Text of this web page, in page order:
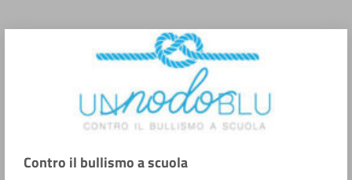
Contro il bullismo a scuola